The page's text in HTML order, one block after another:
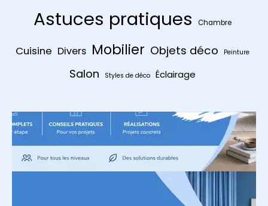
Astuces pratiques Chambre
Cuisine Divers Mobilier Objets déco Peinture
Salon Styles de déco Éclairage